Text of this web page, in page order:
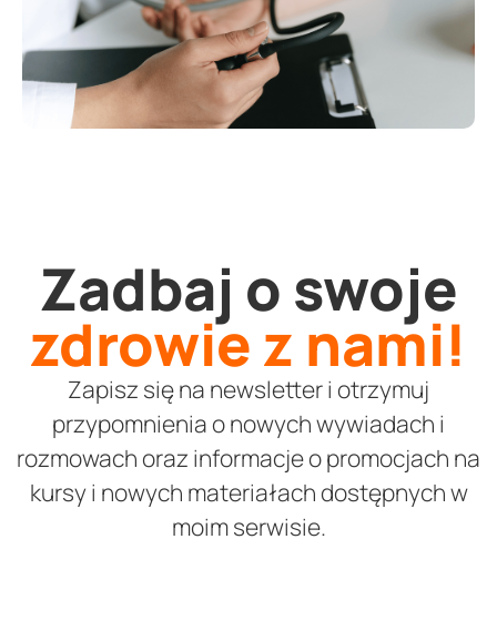
Zadbaj o swoje
zdrowie z nami!
Zapisz się na newsletter i otrzymuj
przypomnienia o nowych wywiadach i
rozmowach oraz informacje o promocjach na
kursy i nowych materiałach dostępnych w
moim serwisie.